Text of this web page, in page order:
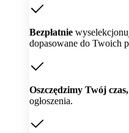
Bezpłatnie
dopasowane do Twoich
Oszczędzimy Twój czas,
ogłoszenia.